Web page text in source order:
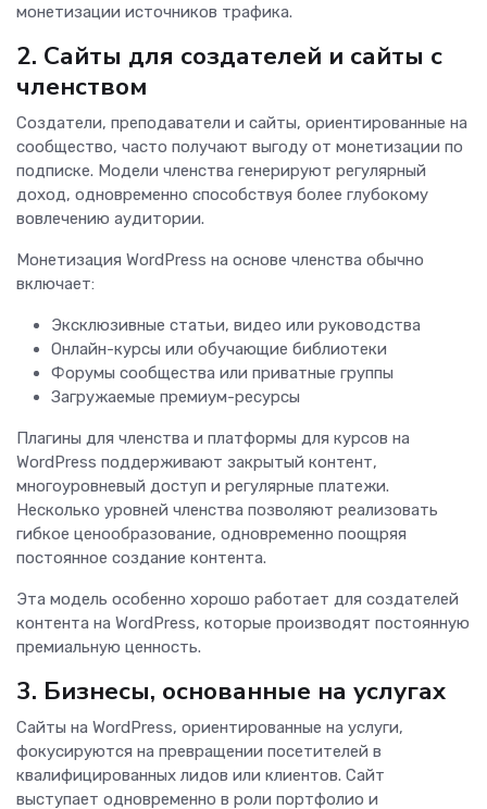
монетизации источников трафика.
2. Сайты для создателей и сайты с
членством
Создатели, преподаватели и сайты, ориентированные на
сообщество, часто получают выгоду от монетизации по
подписке. Модели членства генерируют регулярный
доход, одновременно способствуя более глубокому
вовлечению аудитории.
Монетизация WordPress на основе членства обычно
включает:
Эксклюзивные статьи, видео или руководства
Онлайн-курсы или обучающие библиотеки
Форумы сообщества или приватные группы
Загружаемые премиум-ресурсы
Плагины для членства и платформы для курсов на
WordPress поддерживают закрытый контент,
многоуровневый доступ и регулярные платежи.
Несколько уровней членства позволяют реализовать
гибкое ценообразование, одновременно поощряя
постоянное создание контента.
Эта модель особенно хорошо работает для создателей
контента на WordPress, которые производят постоянную
премиальную ценность.
3. Бизнесы, основанные на услугах
Сайты на WordPress, ориентированные на услуги,
фокусируются на превращении посетителей в
квалифицированных лидов или клиентов. Сайт
выступает одновременно в роли портфолио и